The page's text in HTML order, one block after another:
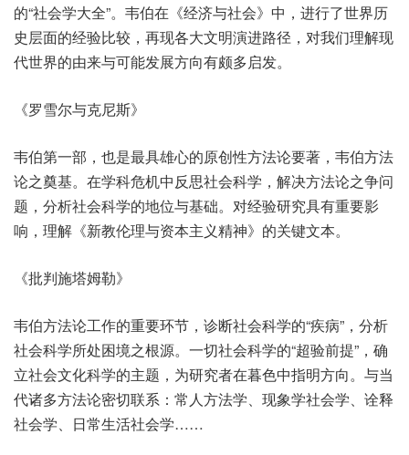
的“社会学大全”。韦伯在《经济与社会》中，进行了世界历
史层面的经验比较，再现各大文明演进路径，对我们理解现
代世界的由来与可能发展方向有颇多启发。
《罗雪尔与克尼斯》
韦伯第一部，也是最具雄心的原创性方法论要著，韦伯方法
论之奠基。在学科危机中反思社会科学，解决方法论之争问
题，分析社会科学的地位与基础。对经验研究具有重要影
响，理解《新教伦理与资本主义精神》的关键文本。
《批判施塔姆勒》
韦伯方法论工作的重要环节，诊断社会科学的“疾病”，分析
社会科学所处困境之根源。一切社会科学的“超验前提”，确
立社会文化科学的主题，为研究者在暮色中指明方向。与当
代诸多方法论密切联系：常人方法学、现象学社会学、诠释
社会学、日常生活社会学……